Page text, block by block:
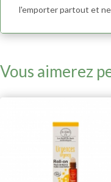
l'emporter partout et ne
Vous aimerez